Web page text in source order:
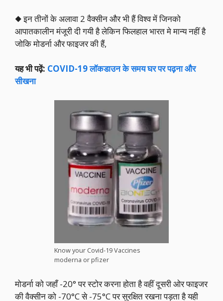
◆ इन तीनों के अलावा 2 वैक्सीन और भी हैं विश्व में जिनको
आपातकालीन मंजूरी दी गयी है लेकिन फिलहाल भारत मे मान्य नहीं है
जोकि मोडर्ना और फाइजर की हैं,
यह भी पढ़ें: COVID-19 लॉकडाउन के समय घर पर पढ़ना और
सीखना
Know your Covid-19 Vaccines
moderna or pfizer
मोडर्ना को जहाँ -20° पर स्टोर करना होता है वहीं दूसरी ओर फाइजर
की वैक्सीन को -70°C से -75°C पर सुरक्षित रखना पड़ता है यही